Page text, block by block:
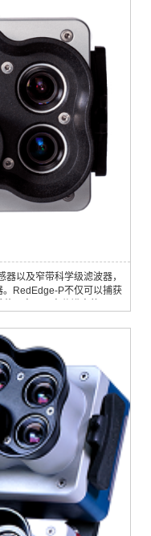
谱传感器，采用金属外
以及窄带科学级滤波器，
RedEdge-P不仅可以捕获
外，它经过了严格的工厂
校准的、坚固耐用的工